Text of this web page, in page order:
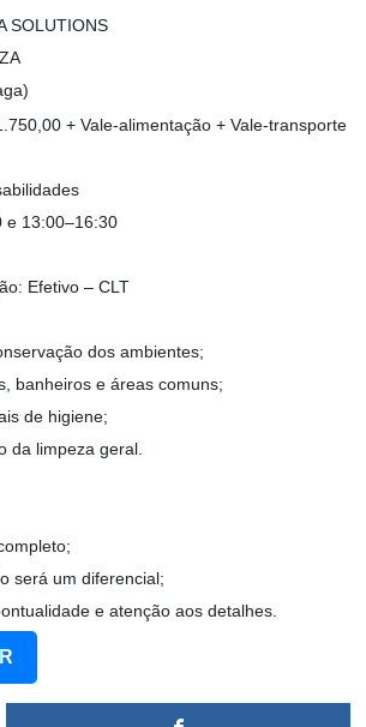
SOLUTIONS
+ Vale-alimentação + Vale-transporte
e 13:00–16:30
Efetivo – CLT
dos ambientes;
banheiros e áreas comuns;
de higiene;
da limpeza geral.
será um diferencial;
e atenção aos detalhes.